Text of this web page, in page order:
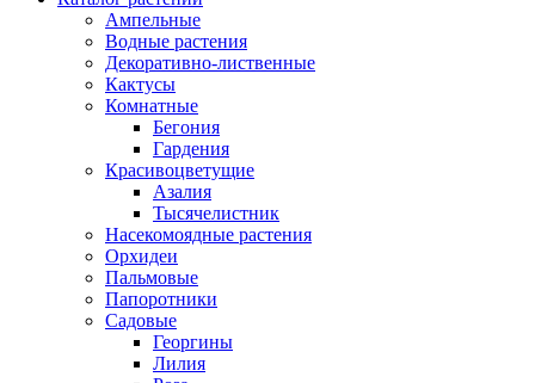
Ампельные
Водные растения
Декоративно-лиственные
Кактусы
Комнатные
Бегония
Гардения
Красивоцветущие
Азалия
Тысячелистник
Насекомоядные растения
Орхидеи
Пальмовые
Папоротники
Садовые
Георгины
Лилия